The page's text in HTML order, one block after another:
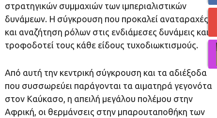
στρατηγικών συμμαχιών των ιμπεριαλιστικών
δυνάμεων. Η σύγκρουση που προκαλεί αναταραχές
και αναζήτηση ρόλων στις ενδιάμεσες δυνάμεις και
τροφοδοτεί τους κάθε είδους τυχοδιωκτισμούς.
Από αυτή την κεντρική σύγκρουση και τα αδιέξοδα
που συσσωρεύει παράγονται τα αιματηρά γεγονότα
στον Καύκασο, η απειλή μεγάλου πολέμου στην
Αφρική, οι θερμάνσεις στην μπαρουταποθήκη των